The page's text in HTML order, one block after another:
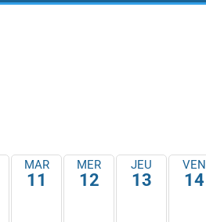
MAR
11
MER
12
JEU
13
VEN
14